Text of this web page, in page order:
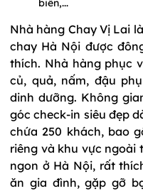
Nhà hàng Chay Vị Lai
chay Hà Nội được
thích. Nhà hàng phục
củ, quả, nấm, đậu
dinh dưỡng. Không
góc check-in siêu đẹp
chứa 250 khách, bao
riêng và khu vực ngoài
ngon ở Hà Nội, rất
ăn gia đình, gặp gỡ